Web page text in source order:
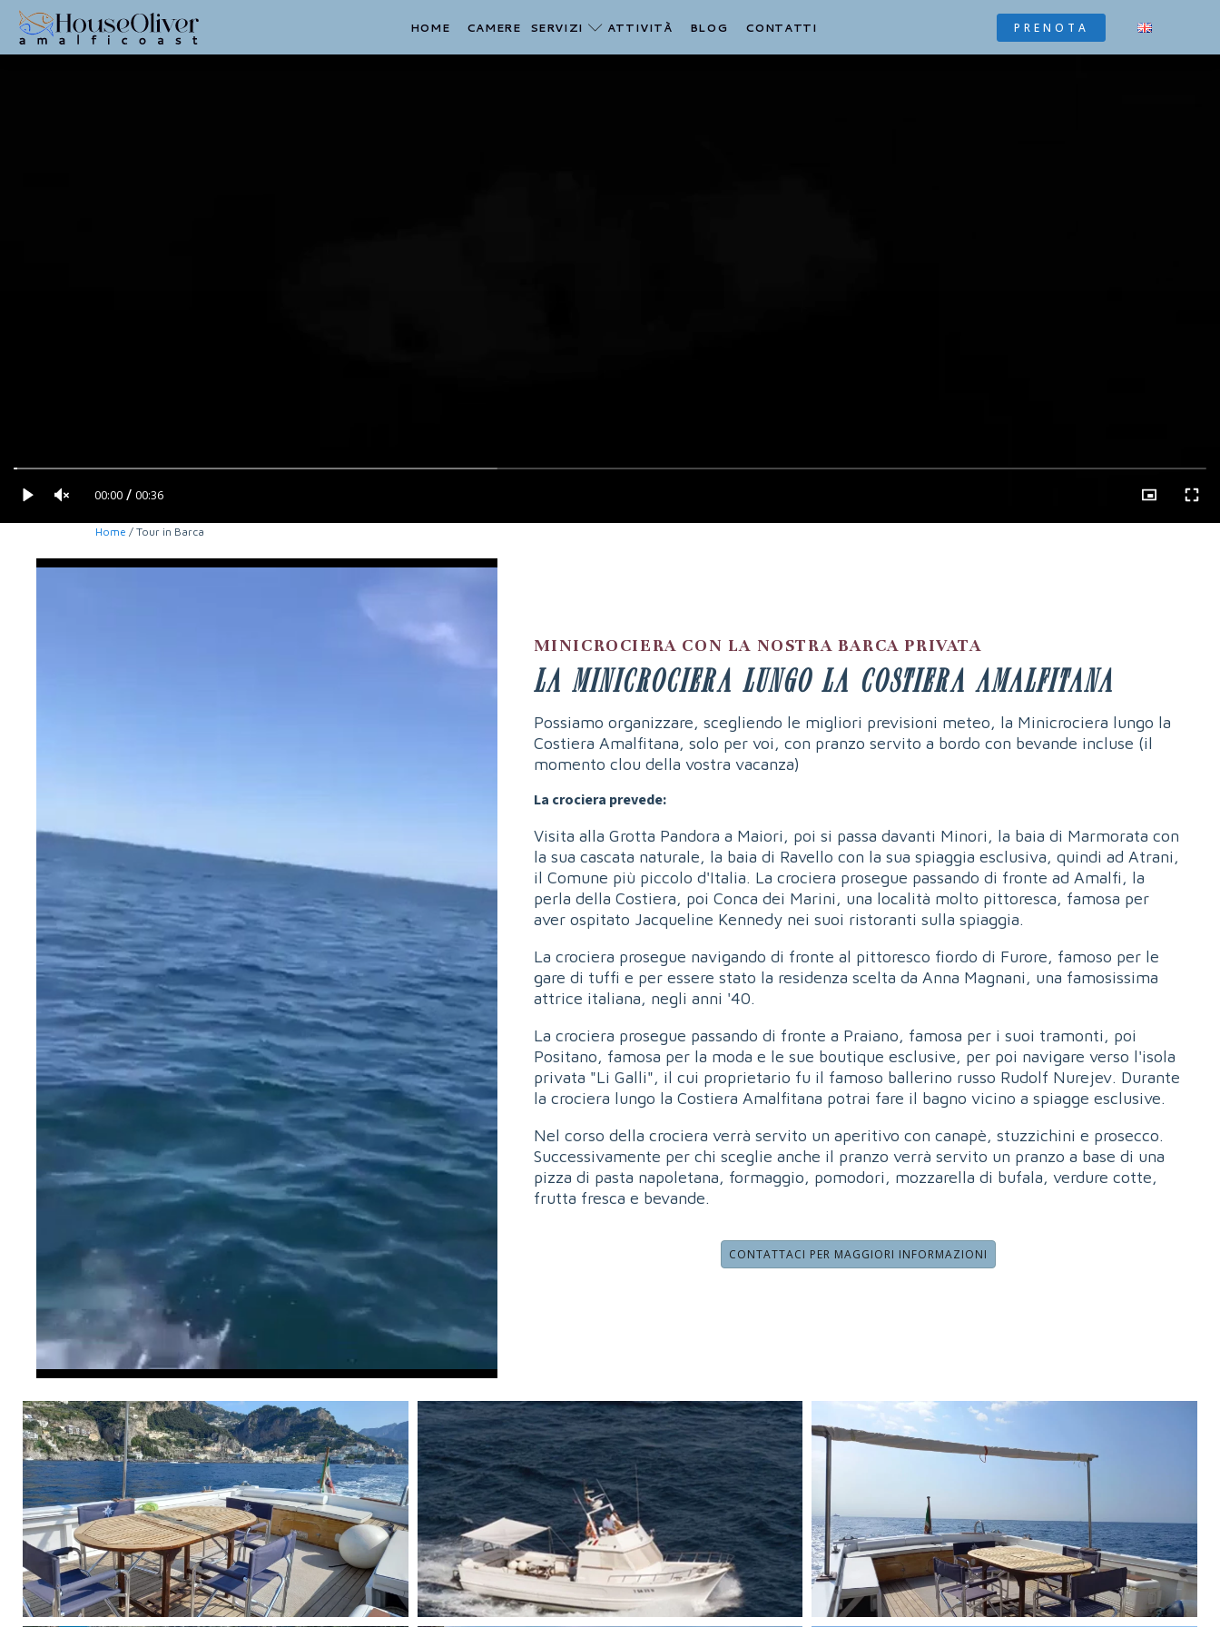
HOME CAMERE SERVIZI ATTIVITÀ BLOG CONTATTI PRENOTA
00:00 / 00:36
Home / Tour in Barca
00:18
MINICROCIERA CON LA NOSTRA BARCA PRIVATA
La Minicrociera lungo la Costiera Amalfitana
Possiamo organizzare, scegliendo le migliori previsioni meteo, la Minicrociera lungo la
Costiera Amalfitana, solo per voi, con pranzo servito a bordo con bevande incluse (il
momento clou della vostra vacanza)
La crociera prevede:
Visita alla Grotta Pandora a Maiori, poi si passa davanti Minori, la baia di Marmorata con
la sua cascata naturale, la baia di Ravello con la sua spiaggia esclusiva, quindi ad Atrani,
il Comune più piccolo d'Italia. La crociera prosegue passando di fronte ad Amalfi, la
perla della Costiera, poi Conca dei Marini, una località molto pittoresca, famosa per
aver ospitato Jacqueline Kennedy nei suoi ristoranti sulla spiaggia.
La crociera prosegue navigando di fronte al pittoresco fiordo di Furore, famoso per le
gare di tuffi e per essere stato la residenza scelta da Anna Magnani, una famosissima
attrice italiana, negli anni '40.
La crociera prosegue passando di fronte a Praiano, famosa per i suoi tramonti, poi
Positano, famosa per la moda e le sue boutique esclusive, per poi navigare verso l'isola
privata "Li Galli", il cui proprietario fu il famoso ballerino russo Rudolf Nurejev. Durante
la crociera lungo la Costiera Amalfitana potrai fare il bagno vicino a spiagge esclusive.
Nel corso della crociera verrà servito un aperitivo con canapè, stuzzichini e prosecco.
Successivamente per chi sceglie anche il pranzo verrà servito un pranzo a base di una
pizza di pasta napoletana, formaggio, pomodori, mozzarella di bufala, verdure cotte,
frutta fresca e bevande.
CONTATTACI PER MAGGIORI INFORMAZIONI